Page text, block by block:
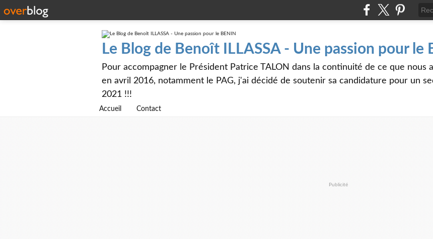
Le Blog de Benoît ILLASSA - Une passion pour le
Pour accompagner le Président Patrice TALON dans la continuité de ce que nous
en avril 2016, notamment le PAG, j'ai décidé de soutenir sa candidature pour un
2021 !!!
Accueil Contact
Publicité